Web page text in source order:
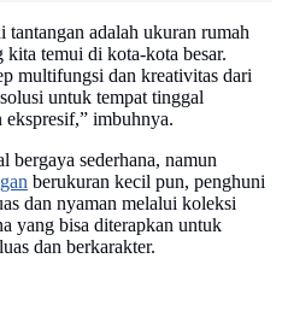
adalah ukuran rumah
kita temui di kota-kota besar.
multifungsi dan kreativitas dari
untuk tempat tinggal
imbuhnya.
sederhana, namun
berukuran kecil pun, penghuni
dan nyaman melalui koleksi
yang bisa diterapkan untuk
dan berkarakter.